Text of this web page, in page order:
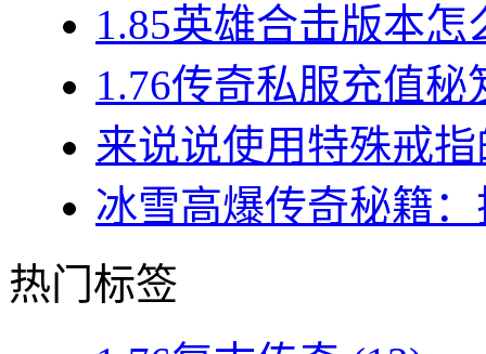
1.85英雄合击版本
1.76传奇私服充值
来说说使用特殊戒
冰雪高爆传奇秘籍
热门标签